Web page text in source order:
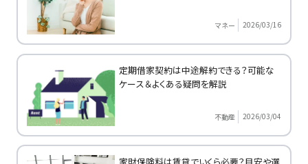
マネー 2026/03/16
定期借家契約は中途解約できる？可能な
ケース＆よくある疑問を解説
不動産 2026/03/04